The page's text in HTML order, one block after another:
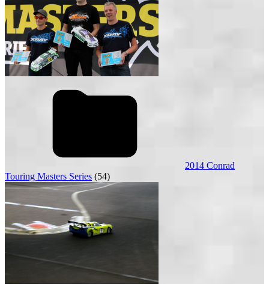
2014 Conrad
Touring Masters Series (54)